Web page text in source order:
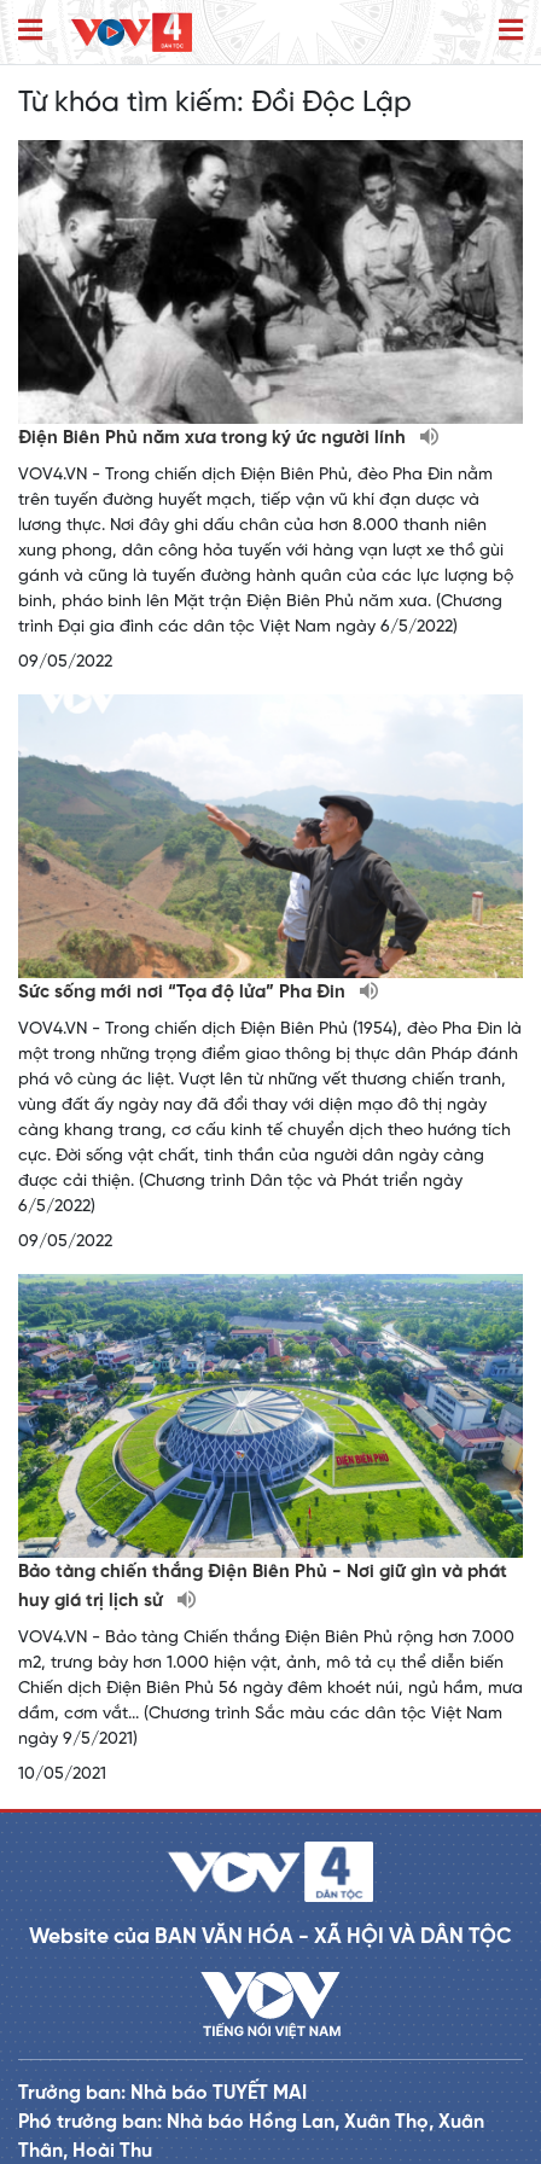
Từ khóa tìm kiếm: Đồi Độc Lập
Điện Biên Phủ năm xưa trong ký ức người lính
VOV4.VN - Trong chiến dịch Điện Biên Phủ, đèo Pha Đin nằm
trên tuyến đường huyết mạch, tiếp vận vũ khí đạn dược và
lương thực. Nơi đây ghi dấu chân của hơn 8.000 thanh niên
xung phong, dân công hỏa tuyến với hàng vạn lượt xe thồ gùi
gánh và cũng là tuyến đường hành quân của các lực lượng bộ
binh, pháo binh lên Mặt trận Điện Biên Phủ năm xưa. (Chương
trình Đại gia đình các dân tộc Việt Nam ngày 6/5/2022)
09/05/2022
Sức sống mới nơi “Tọa độ lửa” Pha Đin
VOV4.VN - Trong chiến dịch Điện Biên Phủ (1954), đèo Pha Đin là
một trong những trọng điểm giao thông bị thực dân Pháp đánh
phá vô cùng ác liệt. Vượt lên từ những vết thương chiến tranh,
vùng đất ấy ngày nay đã đổi thay với diện mạo đô thị ngày
càng khang trang, cơ cấu kinh tế chuyển dịch theo hướng tích
cực. Đời sống vật chất, tinh thần của người dân ngày càng
được cải thiện. (Chương trình Dân tộc và Phát triển ngày
6/5/2022)
09/05/2022
Bảo tàng chiến thắng Điện Biên Phủ - Nơi giữ gìn và phát
huy giá trị lịch sử
VOV4.VN - Bảo tàng Chiến thắng Điện Biên Phủ rộng hơn 7.000
m2, trưng bày hơn 1.000 hiện vật, ảnh, mô tả cụ thể diễn biến
Chiến dịch Điện Biên Phủ 56 ngày đêm khoét núi, ngủ hầm, mưa
dầm, cơm vắt... (Chương trình Sắc màu các dân tộc Việt Nam
ngày 9/5/2021)
10/05/2021
Website của BAN VĂN HÓA - XÃ HỘI VÀ DÂN TỘC
Trưởng ban: Nhà báo TUYẾT MAI
Phó trưởng ban: Nhà báo Hồng Lan, Xuân Thọ, Xuân
Thân, Hoài Thu